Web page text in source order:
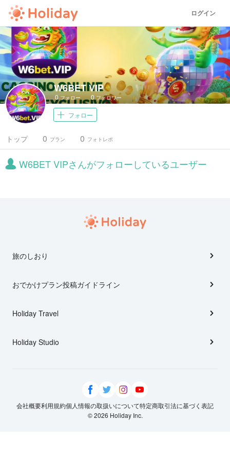
ログイン
W6BET VIP
0 フォロー 0 フォロワー
フォロー
トップ プラン
0 フォトレポ
0
W6BET VIPさんがフォローしているユーザー
旅のしおり
おでかけプラン投稿ガイドライン
Holiday Travel
Holiday Studio
会社概要利用規約個人情報の取扱いについて特定商取引法に基づく表記
© 2026 Holiday Inc.